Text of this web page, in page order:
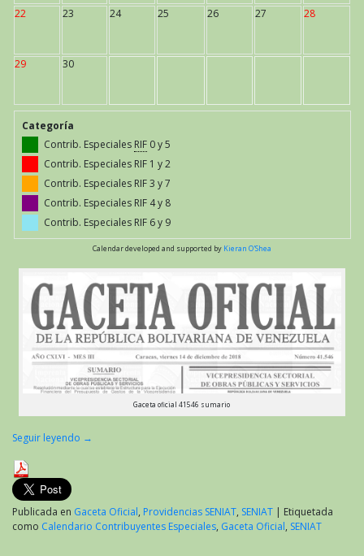
22 23 24 25 26 27 28
29 30
Categoría
Contrib. Especiales RIF 0 y 5
Contrib. Especiales RIF 1 y 2
Contrib. Especiales RIF 3 y 7
Contrib. Especiales RIF 4 y 8
Contrib. Especiales RIF 6 y 9
Calendar developed and supported by Kieran O'Shea
Gaceta oficial 41546 sumario
Seguir leyendo →
Publicada en Gaceta Oficial, Providencias SENIAT, SENIAT | Etiquetada
como Calendario Contribuyentes Especiales, Gaceta Oficial, SENIAT